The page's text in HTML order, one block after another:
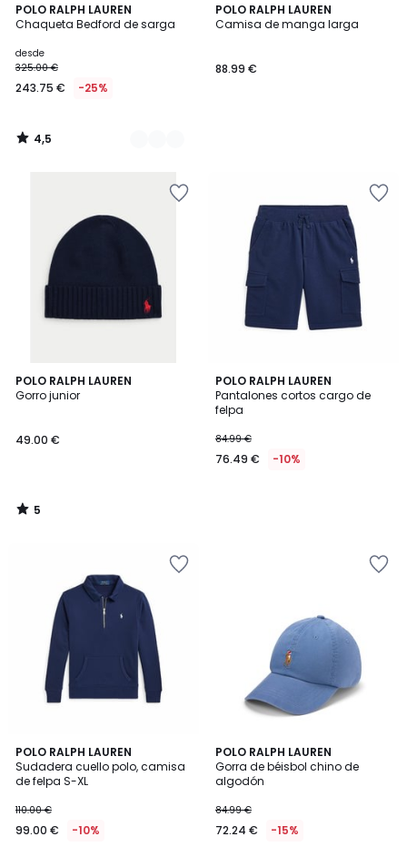
POLO RALPH LAUREN
Chaqueta Bedford de sarga
desde
325.00 €
243.75 € -25%
4,5
/ 5
2
Colores
4,5
/
POLO RALPH LAUREN
Camisa de manga larga
88.99 €
POLO RALPH LAUREN
Gorro junior
49.00 €
5
/
5
/
POLO RALPH LAUREN
Pantalones cortos cargo de
felpa
84.99 €
76.49 € -10%
POLO RALPH LAUREN
Sudadera cuello polo, camisa
de felpa S-XL
110.00 €
99.00 € -10%
POLO RALPH LAUREN
Gorra de béisbol chino de
algodón
84.99 €
72.24 € -15%
5
/
5